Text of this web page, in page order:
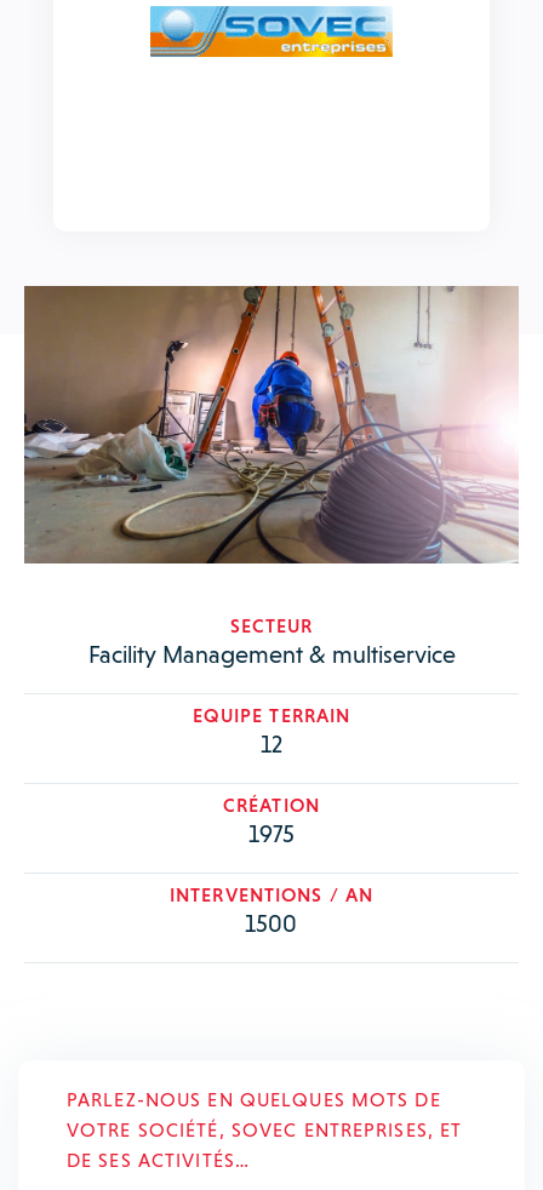
SECTEUR
Facility Management & multiservice
EQUIPE TERRAIN
12
CRÉATION
1975
INTERVENTIONS / AN
1500
PARLEZ-NOUS EN QUELQUES MOTS DE
VOTRE SOCIÉTÉ, SOVEC ENTREPRISES, ET
DE SES ACTIVITÉS…